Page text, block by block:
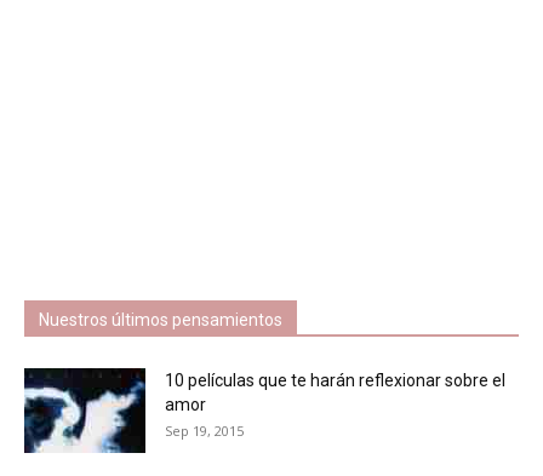
Nuestros últimos pensamientos
10 películas que te harán reflexionar sobre el
amor
Sep 19, 2015